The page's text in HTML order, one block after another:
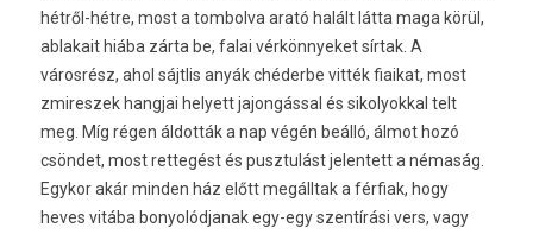
hétről-hétre, most a tombolva arató halált látta maga körül,
ablakait hiába zárta be, falai vérkönnyeket sírtak. A
városrész, ahol sájtlis anyák chéderbe vitték fiaikat, most
zmireszek hangjai helyett jajongással és sikolyokkal telt
meg. Míg régen áldották a nap végén beálló, álmot hozó
csöndet, most rettegést és pusztulást jelentett a némaság.
Egykor akár minden ház előtt megálltak a férfiak, hogy
heves vitába bonyolódjanak egy-egy szentírási vers, vagy